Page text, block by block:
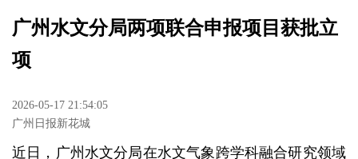
​广州水文分局两项联合申报项目获批立
项
2026-05-17 21:54:05
广州日报新花城
近日，广州水文分局在水文气象跨学科融合研究领域